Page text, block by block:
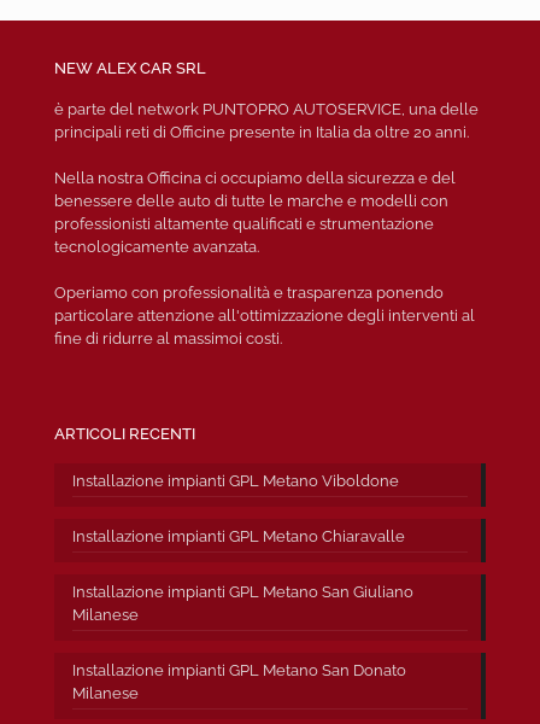
NEW ALEX CAR SRL
è parte del network PUNTOPRO AUTOSERVICE, una delle
principali reti di Officine presente in Italia da oltre 20 anni.
Nella nostra Officina ci occupiamo della sicurezza e del
benessere delle auto di tutte le marche e modelli con
professionisti altamente qualificati e strumentazione
tecnologicamente avanzata.
Operiamo con professionalità e trasparenza ponendo
particolare attenzione all'ottimizzazione degli interventi al
fine di ridurre al massimoi costi.
ARTICOLI RECENTI
Installazione impianti GPL Metano Viboldone
Installazione impianti GPL Metano Chiaravalle
Installazione impianti GPL Metano San Giuliano
Milanese
Installazione impianti GPL Metano San Donato
Milanese